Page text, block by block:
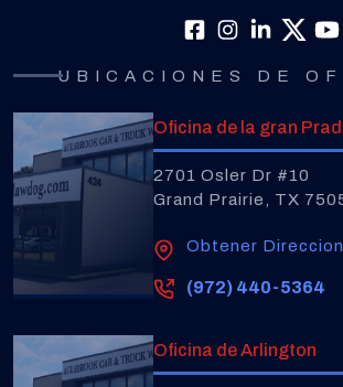
UBICACIONES DE
Oficina de la gran
2701 Osler Dr #10
Grand Prairie, TX
Obtener
(972) 440-5364
Oficina de Arlington